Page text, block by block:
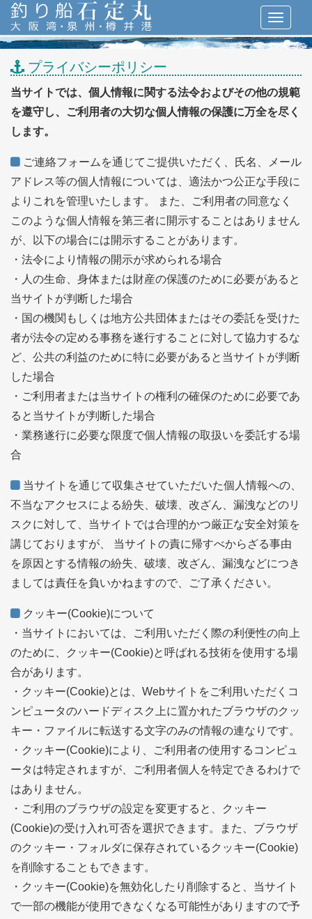
プライバシーポリシー
当サイトでは、個人情報に関する法令およびその他の規範
を遵守し、ご利用者の大切な個人情報の保護に万全を尽く
します。
ご連絡フォームを通じてご提供いただく、氏名、メール
アドレス等の個人情報については、適法かつ公正な手段に
よりこれを管理いたします。 また、ご利用者の同意なく
このような個人情報を第三者に開示することはありません
が、以下の場合には開示することがあります。
・法令により情報の開示が求められる場合
・人の生命、身体または財産の保護のために必要があると
当サイトが判断した場合
・国の機関もしくは地方公共団体またはその委託を受けた
者が法令の定める事務を遂行することに対して協力するな
ど、公共の利益のために特に必要があると当サイトが判断
した場合
・ご利用者または当サイトの権利の確保のために必要であ
ると当サイトが判断した場合
・業務遂行に必要な限度で個人情報の取扱いを委託する場
合
当サイトを通じて収集させていただいた個人情報への、
不当なアクセスによる紛失、破壊、改ざん、漏洩などのリ
スクに対して、当サイトでは合理的かつ厳正な安全対策を
講じておりますが、 当サイトの責に帰すべからざる事由
を原因とする情報の紛失、破壊、改ざん、漏洩などにつき
ましては責任を負いかねますので、ご了承ください。
クッキー(Cookie)について
・当サイトにおいては、ご利用いただく際の利便性の向上
のために、クッキー(Cookie)と呼ばれる技術を使用する場
合があります。
・クッキー(Cookie)とは、Webサイトをご利用いただくコ
ンピュータのハードディスク上に置かれたブラウザのクッ
キー・ファイルに転送する文字のみの情報の連なりです。
・クッキー(Cookie)により、ご利用者の使用するコンピュ
ータは特定されますが、ご利用者個人を特定できるわけで
はありません。
・ご利用のブラウザの設定を変更すると、クッキー
(Cookie)の受け入れ可否を選択できます。また、ブラウザ
のクッキー・フォルダに保存されているクッキー(Cookie)
を削除することもできます。
・クッキー(Cookie)を無効化したり削除すると、当サイト
で一部の機能が使用できなくなる可能性がありますので予